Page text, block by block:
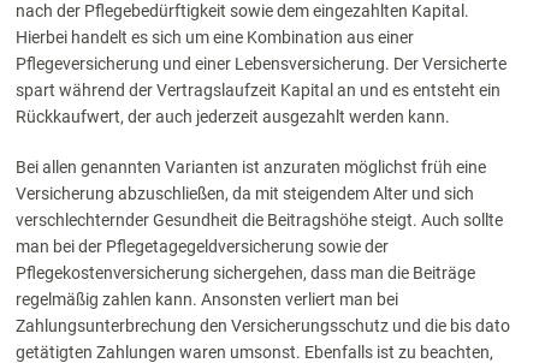
nach der Pflegebedürftigkeit sowie dem eingezahlten Kapital.
Hierbei handelt es sich um eine Kombination aus einer
Pflegeversicherung und einer Lebensversicherung. Der Versicherte
spart während der Vertragslaufzeit Kapital an und es entsteht ein
Rückkaufwert, der auch jederzeit ausgezahlt werden kann.
Bei allen genannten Varianten ist anzuraten möglichst früh eine
Versicherung abzuschließen, da mit steigendem Alter und sich
verschlechternder Gesundheit die Beitragshöhe steigt. Auch sollte
man bei der Pflegetagegeldversicherung sowie der
Pflegekostenversicherung sichergehen, dass man die Beiträge
regelmäßig zahlen kann. Ansonsten verliert man bei
Zahlungsunterbrechung den Versicherungsschutz und die bis dato
getätigten Zahlungen waren umsonst. Ebenfalls ist zu beachten,